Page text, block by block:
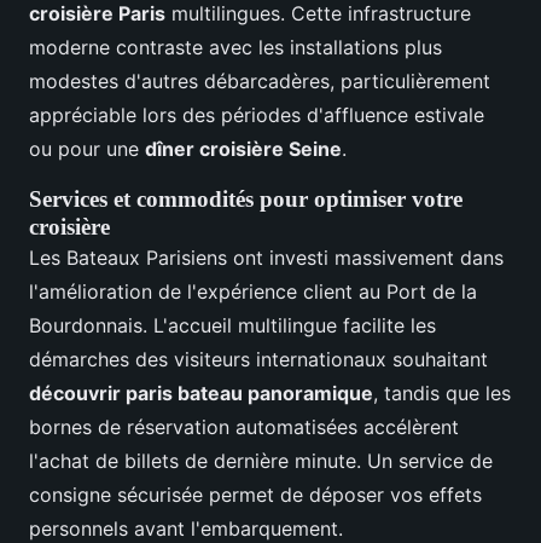
croisière Paris multilingues. Cette infrastructure
moderne contraste avec les installations plus
modestes d'autres débarcadères, particulièrement
appréciable lors des périodes d'affluence estivale
ou pour une dîner croisière Seine.
Services et commodités pour optimiser votre
croisière
Les Bateaux Parisiens ont investi massivement dans
l'amélioration de l'expérience client au Port de la
Bourdonnais. L'accueil multilingue facilite les
démarches des visiteurs internationaux souhaitant
découvrir paris bateau panoramique, tandis que les
bornes de réservation automatisées accélèrent
l'achat de billets de dernière minute. Un service de
consigne sécurisée permet de déposer vos effets
personnels avant l'embarquement.